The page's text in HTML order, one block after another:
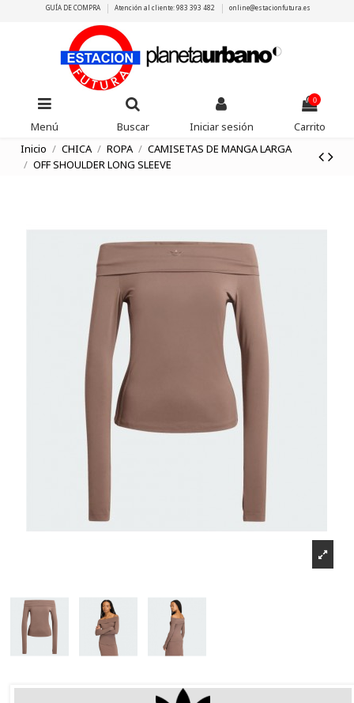
GUÍA DE COMPRA Atención al cliente: 983 393 482 online@estacionfutura.es
Menú Buscar Iniciar sesión
0
Carrito
Inicio
CHICA ROPA
CAMISETAS DE MANGA LARGA
OFF SHOULDER LONG SLEEVE